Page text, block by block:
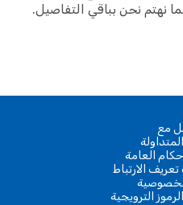
نهتم نحن بباقي التفاصيل.
مع
العامة
الارتباط
الترويجية